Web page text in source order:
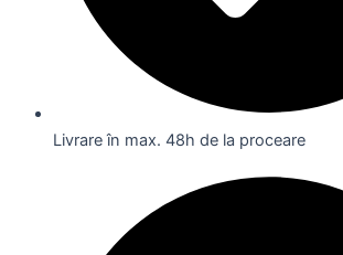
Livrare în max. 48h de la proceare